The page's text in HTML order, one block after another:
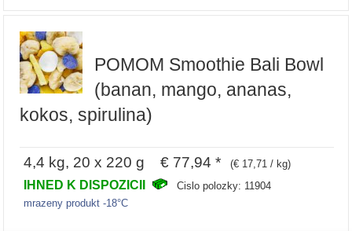
POMOM Smoothie Bali Bowl
(banan, mango, ananas,
kokos, spirulina)
4,4 kg, 20 x 220 g € 77,94 * (€ 17,71 / kg)
IHNED K DISPOZICII
Cislo polozky: 11904
mrazeny produkt -18°C